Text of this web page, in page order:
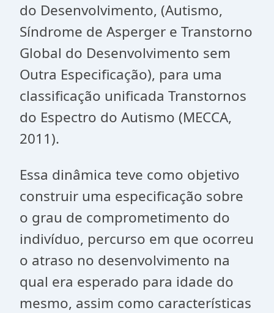
do Desenvolvimento, (Autismo,
Síndrome de Asperger e Transtorno
Global do Desenvolvimento sem
Outra Especificação), para uma
classificação unificada Transtornos
do Espectro do Autismo (MECCA,
2011).
Essa dinâmica teve como objetivo
construir uma especificação sobre
o grau de comprometimento do
indivíduo, percurso em que ocorreu
o atraso no desenvolvimento na
qual era esperado para idade do
mesmo, assim como características